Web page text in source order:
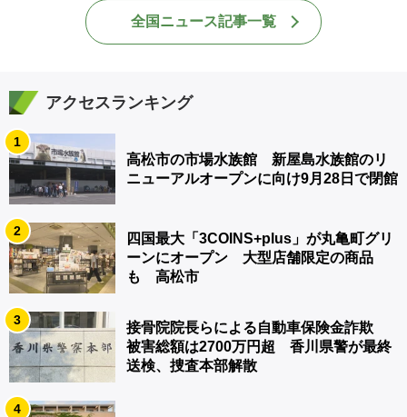
全国ニュース記事一覧
アクセスランキング
1
高松市の市場水族館 新屋島水族館のリ
ニューアルオープンに向け9月28日で閉館
2
四国最大「3COINS+plus」が丸亀町グリ
ーンにオープン 大型店舗限定の商品
も 高松市
3
接骨院院長らによる自動車保険金詐欺
被害総額は2700万円超 香川県警が最終
送検、捜査本部解散
4